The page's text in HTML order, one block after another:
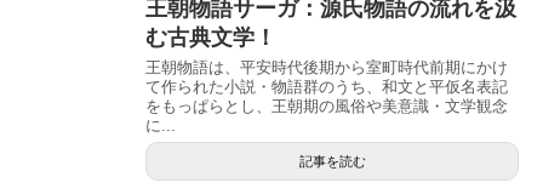
王朝物語サーガ：源氏物語の流れを汲
む古典文学！
王朝物語は、平安時代後期から室町時代前期にかけ
て作られた小説・物語群のうち、和文と平仮名表記
をもっぱらとし、王朝期の風俗や美意識・文学観念
に...
記事を読む